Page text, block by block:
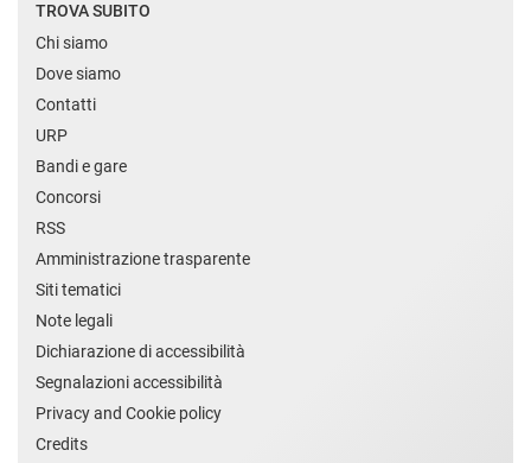
TROVA SUBITO
Chi siamo
Dove siamo
Contatti
URP
Bandi e gare
Concorsi
RSS
Amministrazione trasparente
Siti tematici
Note legali
Dichiarazione di accessibilità
Segnalazioni accessibilità
Privacy and Cookie policy
Credits